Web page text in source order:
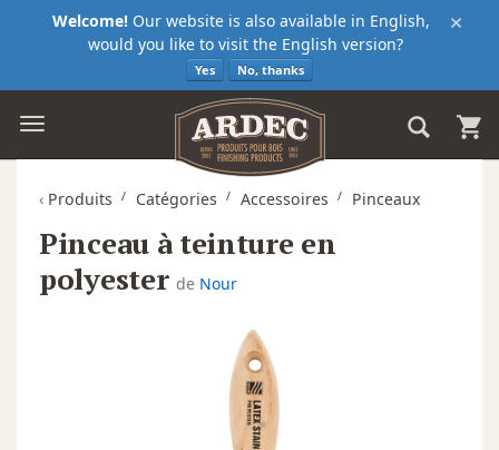
×
Welcome! Our website is also available in English,
would you like to visit the English version?
Yes No, thanks
‹ Produits Catégories Accessoires Pinceaux
Pinceau à teinture en
polyester de Nour